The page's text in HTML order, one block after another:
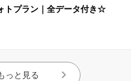
トプラン｜全データ付き☆
っと見る